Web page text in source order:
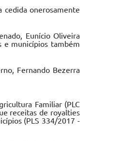
onerosamente
Eunício Oliveira
e municípios também
Fernando Bezerra
Familiar (PLC
receitas de royalties
(PLS 334/2017 -